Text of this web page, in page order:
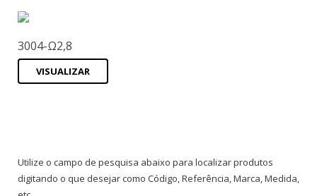
3004-Ω2,8
VISUALIZAR
Utilize o campo de pesquisa abaixo para localizar produtos
digitando o que desejar como Código, Referência, Marca, Medida,